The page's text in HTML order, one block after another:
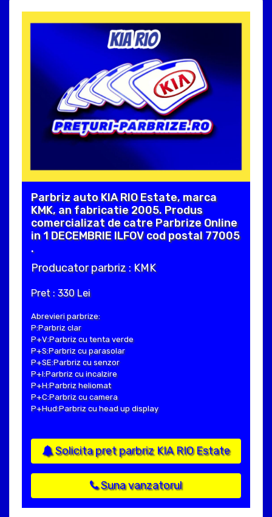
Parbriz auto KIA RIO Estate, marca
KMK, an fabricatie 2005. Produs
comercializat de catre Parbrize Online
in 1 DECEMBRIE ILFOV cod postal 77005
.
Producator parbriz : KMK
Pret : 330 Lei
Abrevieri parbrize:
P:Parbriz clar
P+V:Parbriz cu tenta verde
P+S:Parbriz cu parasolar
P+SE:Parbriz cu senzor
P+I:Parbriz cu incalzire
P+H:Parbriz heliomat
P+C:Parbriz cu camera
P+Hud:Parbriz cu head up display
Solicita pret parbriz KIA RIO Estate
Suna vanzatorul